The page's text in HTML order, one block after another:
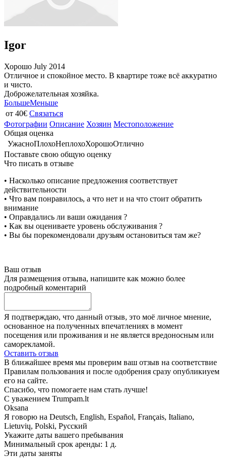
Igor
Хорошо July 2014
Отличное и спокойное место. В квартире тоже всё аккуратно
и чисто.
Доброжелательная хозяйка.
БольшеМеньше
от 40€ Связаться
Фотографии Описание Хозяин Местоположение
Общая оценка
УжасноПлохоНеплохоХорошоОтлично
Поставьте свою общую оценку
Что писать в отзыве
• Насколько описание предложения соответствует
действительности
• Что вам понравилось, а что нет и на что стоит обратить
внимание
• Оправдались ли ваши ожидания ?
• Как вы оцениваете уровень обслуживания ?
• Вы бы порекомендовали друзьям остановиться там же?
Ваш отзыв
Для размещения отзыва, напишите как можно более
подробный коментарий
Я подтверждаю, что данный отзыв, это моё личное мнение,
основанное на полученных впечатлениях в момент
посещения или проживания и не является вредоносным или
саморекламой.
Оставить отзыв
В ближайшее время мы проверим ваш отзыв на соответствие
Правилам пользования и после одобрения сразу опубликиуем
его на сайте.
Спасибо, что помогаете нам стать лучше!
С уважением Trumpam.lt
Oksana
Я говорю на Deutsch, English, Español, Français, Italiano,
Lietuvių, Polski, Русский
Укажите даты вашего пребывания
Минимальный срок аренды: 1 д.
Эти даты заняты